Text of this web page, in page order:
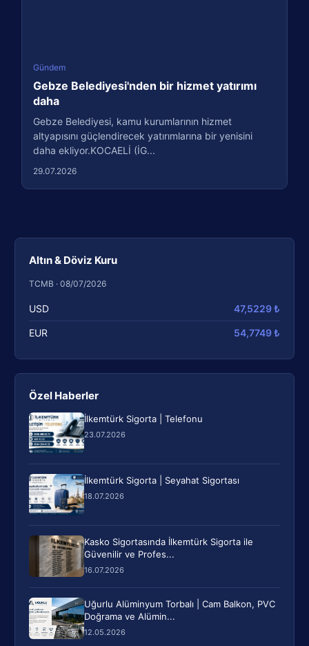
Altın & Döviz Kuru
TCMB · 08/07/2026
USD 47,5229 ₺
EUR 54,7749 ₺
Özel Haberler
İlkemtürk Sigorta | Telefonu
23.07.2026
İlkemtürk Sigorta | Seyahat Sigortası
18.07.2026
Kasko Sigortasında İlkemtürk Sigorta ile
Güvenilir ve Profes...
16.07.2026
Uğurlu Alüminyum Torbalı | Cam Balkon, PVC
Doğrama ve Alümin...
12.05.2026
Gündem
Gebze Belediyesi'nden bir hizmet yatırımı
daha
Gebze Belediyesi, kamu kurumlarının hizmet
altyapısını güçlendirecek yatırımlarına bir yenisini
daha ekliyor.KOCAELİ (İG...
29.07.2026